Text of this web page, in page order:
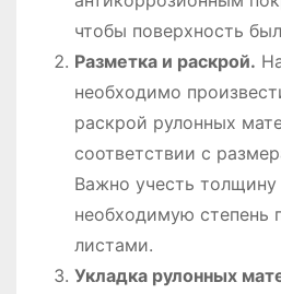
чтобы поверхность
Разметка и раскрой.
необходимо
раскрой рулонных
соответствии с
Важно учесть
необходимую степень
листами.
Укладка рулонных